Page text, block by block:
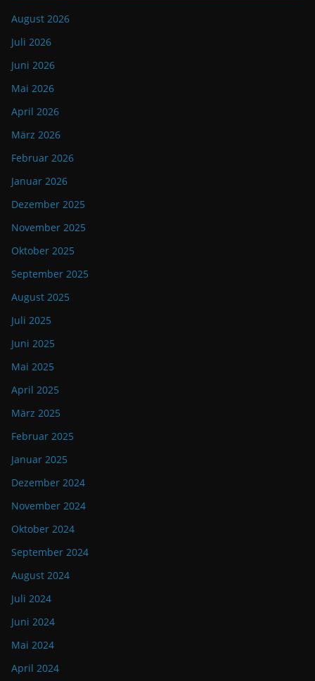
August 2026
Juli 2026
Juni 2026
Mai 2026
April 2026
März 2026
Februar 2026
Januar 2026
Dezember 2025
November 2025
Oktober 2025
September 2025
August 2025
Juli 2025
Juni 2025
Mai 2025
April 2025
März 2025
Februar 2025
Januar 2025
Dezember 2024
November 2024
Oktober 2024
September 2024
August 2024
Juli 2024
Juni 2024
Mai 2024
April 2024